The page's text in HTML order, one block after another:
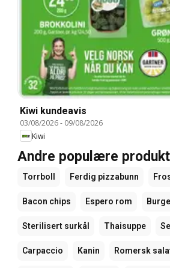
Kiwi kundeavis
03/08/2026- 09/08/2026
Kiwi
Andre populære
Torrboll Ferdig pizzabunn
Bacon chips Espero rom
Sterilisert surkål Thaisuppe
Carpaccio Kanin Romersk